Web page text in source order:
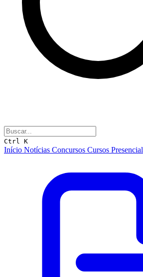
Ctrl K
Início Notícias Concursos Cursos Presencial